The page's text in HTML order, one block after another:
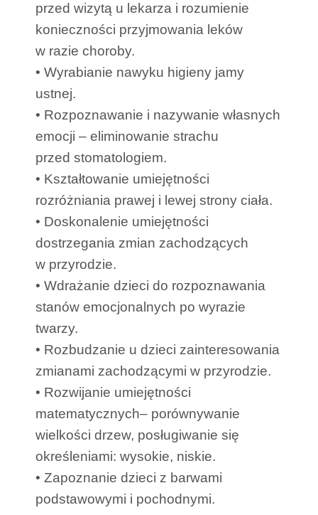
przed wizytą u lekarza i rozumienie
konieczności przyjmowania leków
w razie choroby.
• Wyrabianie nawyku higieny jamy
ustnej.
• Rozpoznawanie i nazywanie własnych
emocji – eliminowanie strachu
przed stomatologiem.
• Kształtowanie umiejętności
rozróżniania prawej i lewej strony ciała.
• Doskonalenie umiejętności
dostrzegania zmian zachodzących
w przyrodzie.
• Wdrażanie dzieci do rozpoznawania
stanów emocjonalnych po wyrazie
twarzy.
• Rozbudzanie u dzieci zainteresowania
zmianami zachodzącymi w przyrodzie.
• Rozwijanie umiejętności
matematycznych– porównywanie
wielkości drzew, posługiwanie się
określeniami: wysokie, niskie.
• Zapoznanie dzieci z barwami
podstawowymi i pochodnymi.